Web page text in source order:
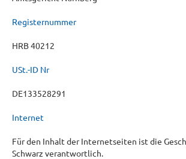
Registernummer
HRB 40212
USt.-ID Nr
DE133528291
Internet
Für den Inhalt der Internetseiten ist die
Schwarz verantwortlich.